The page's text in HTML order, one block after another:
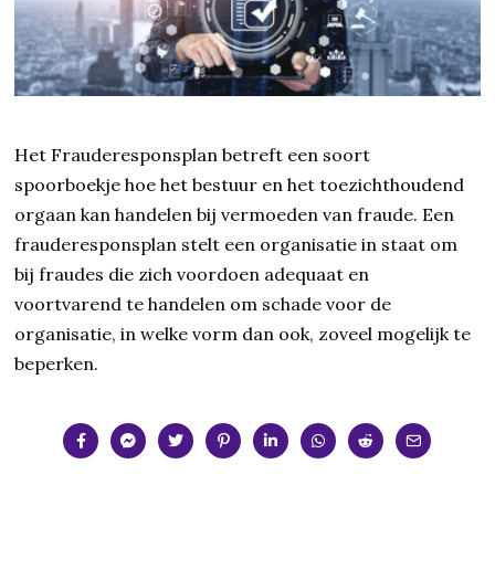
Het Frauderesponsplan betreft een soort
spoorboekje hoe het bestuur en het toezichthoudend
orgaan kan handelen bij vermoeden van fraude. Een
frauderesponsplan stelt een organisatie in staat om
bij fraudes die zich voordoen adequaat en
voortvarend te handelen om schade voor de
organisatie, in welke vorm dan ook, zoveel mogelijk te
beperken.